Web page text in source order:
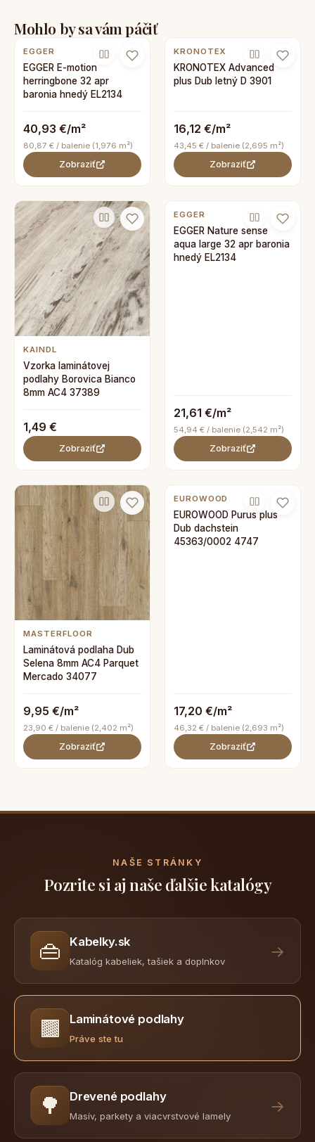
Mohlo by sa vám páčiť
EGGER
EGGER E-motion
herringbone 32 apr
baronia hnedý EL2134
40,93 €/m²
80,87 € / balenie (1,976 m²)
Zobraziť
KRONOTEX
KRONOTEX Advanced
plus Dub letný D 3901
16,12 €/m²
43,45 € / balenie (2,695 m²)
Zobraziť
KAINDL
Vzorka laminátovej
podlahy Borovica Bianco
8mm AC4 37389
1,49 €
Zobraziť
EGGER
EGGER Nature sense
aqua large 32 apr baronia
hnedý EL2134
21,61 €/m²
54,94 € / balenie (2,542 m²)
Zobraziť
MASTERFLOOR
Laminátová podlaha Dub
Selena 8mm AC4 Parquet
Mercado 34077
9,95 €/m²
23,90 € / balenie (2,402 m²)
Zobraziť
EUROWOOD
EUROWOOD Purus plus
Dub dachstein
45363/0002 4747
17,20 €/m²
46,32 € / balenie (2,693 m²)
Zobraziť
NAŠE STRÁNKY
Pozrite si aj naše ďalšie katalógy
👜 Kabelky.sk
Katalóg kabeliek, tašiek a doplnkov
→
🟫 Laminátové podlahy
Práve ste tu
🌳 Drevené podlahy
Masív, parkety a viacvrstvové lamely
→